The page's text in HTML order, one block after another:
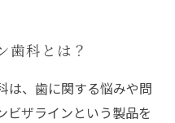
歯科とは？
は、歯に関する悩みや問
ビザラインという製品を